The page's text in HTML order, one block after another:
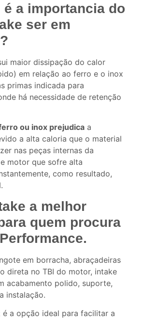
é a importancia do
ser em
maior dissipação do calor
em relação ao ferro e o inox
primas indicada para
há necessidade de retenção
ou inox prejudica a
a alta caloria que o material
nas peças internas da
motor que sofre alta
como resultado,
a melhor
quem procura
em borracha, abraçadeiras
direta no TBI do motor, intake
acabamento polido, suporte,
instalação.
é a opção ideal para facilitar a